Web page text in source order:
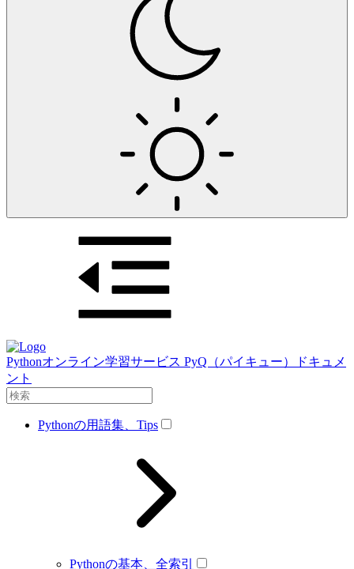
Pythonオンライン学習サービス PyQ（パイキュー）ドキュメ
ント
Pythonの用語集、Tips
Pythonの基本、全索引